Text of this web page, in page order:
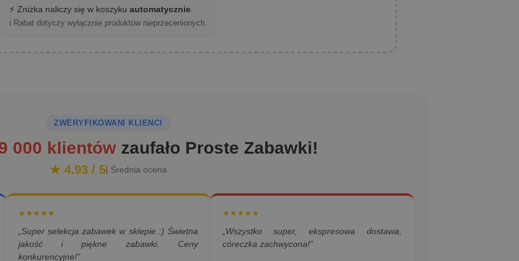
⚡ Zniżka naliczy się w koszyku automatycznie
ℹ️ Rabat dotyczy wyłącznie produktów nieprzecenionych.
ZWERYFIKOWANI KLIENCI
000 klientów zaufało Proste Zabawki!
★ 4.93 / 5| Średnia ocena
★★★★★
„Super selekcja zabawek w sklepie :) Świetna
jakość i piękne zabawki. Ceny
konkurencyjne!”
★★★★★
„Wszystko super, ekspresowa dostawa,
córeczka zachwycona!”